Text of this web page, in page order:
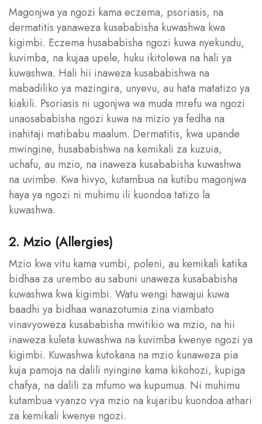
Magonjwa ya ngozi kama eczema, psoriasis, na
dermatitis yanaweza kusababisha kuwashwa kwa
kigimbi. Eczema husababisha ngozi kuwa nyekundu,
kuvimba, na kujaa upele, huku ikitolewa na hali ya
kuwashwa. Hali hii inaweza kusababishwa na
mabadiliko ya mazingira, unyevu, au hata matatizo ya
kiakili. Psoriasis ni ugonjwa wa muda mrefu wa ngozi
unaosababisha ngozi kuwa na mizio ya fedha na
inahitaji matibabu maalum. Dermatitis, kwa upande
mwingine, husababishwa na kemikali za kuzuia,
uchafu, au mzio, na inaweza kusababisha kuwashwa
na uvimbe. Kwa hivyo, kutambua na kutibu magonjwa
haya ya ngozi ni muhimu ili kuondoa tatizo la
kuwashwa.
2. Mzio (Allergies)
Mzio kwa vitu kama vumbi, poleni, au kemikali katika
bidhaa za urembo au sabuni unaweza kusababisha
kuwashwa kwa kigimbi. Watu wengi hawajui kuwa
baadhi ya bidhaa wanazotumia zina viambato
vinavyoweza kusababisha mwitikio wa mzio, na hii
inaweza kuleta kuwashwa na kuvimba kwenye ngozi ya
kigimbi. Kuwashwa kutokana na mzio kunaweza pia
kuja pamoja na dalili nyingine kama kikohozi, kupiga
chafya, na dalili za mfumo wa kupumua. Ni muhimu
kutambua vyanzo vya mzio na kujaribu kuondoa athari
za kemikali kwenye ngozi.